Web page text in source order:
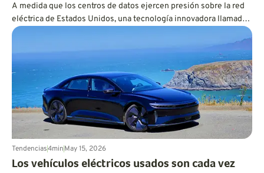
A medida que los centros de datos ejercen presión sobre la red
eléctrica de Estados Unidos, una tecnología innovadora llamada
microrred podría mantener los vehículos eléctricos cargados y
Tendencias4minMay 15, 2026
Los vehículos eléctricos usados son cada vez